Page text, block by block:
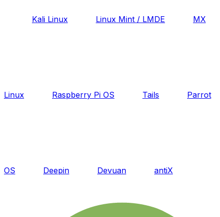
Kali Linux Linux Mint / LMDE MX
Linux Raspberry Pi OS Tails Parrot
OS Deepin Devuan antiX